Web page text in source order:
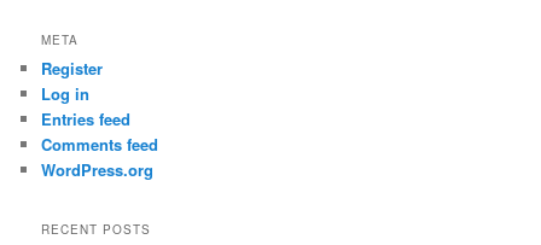
META
Register
Log in
Entries feed
Comments feed
WordPress.org
RECENT POSTS